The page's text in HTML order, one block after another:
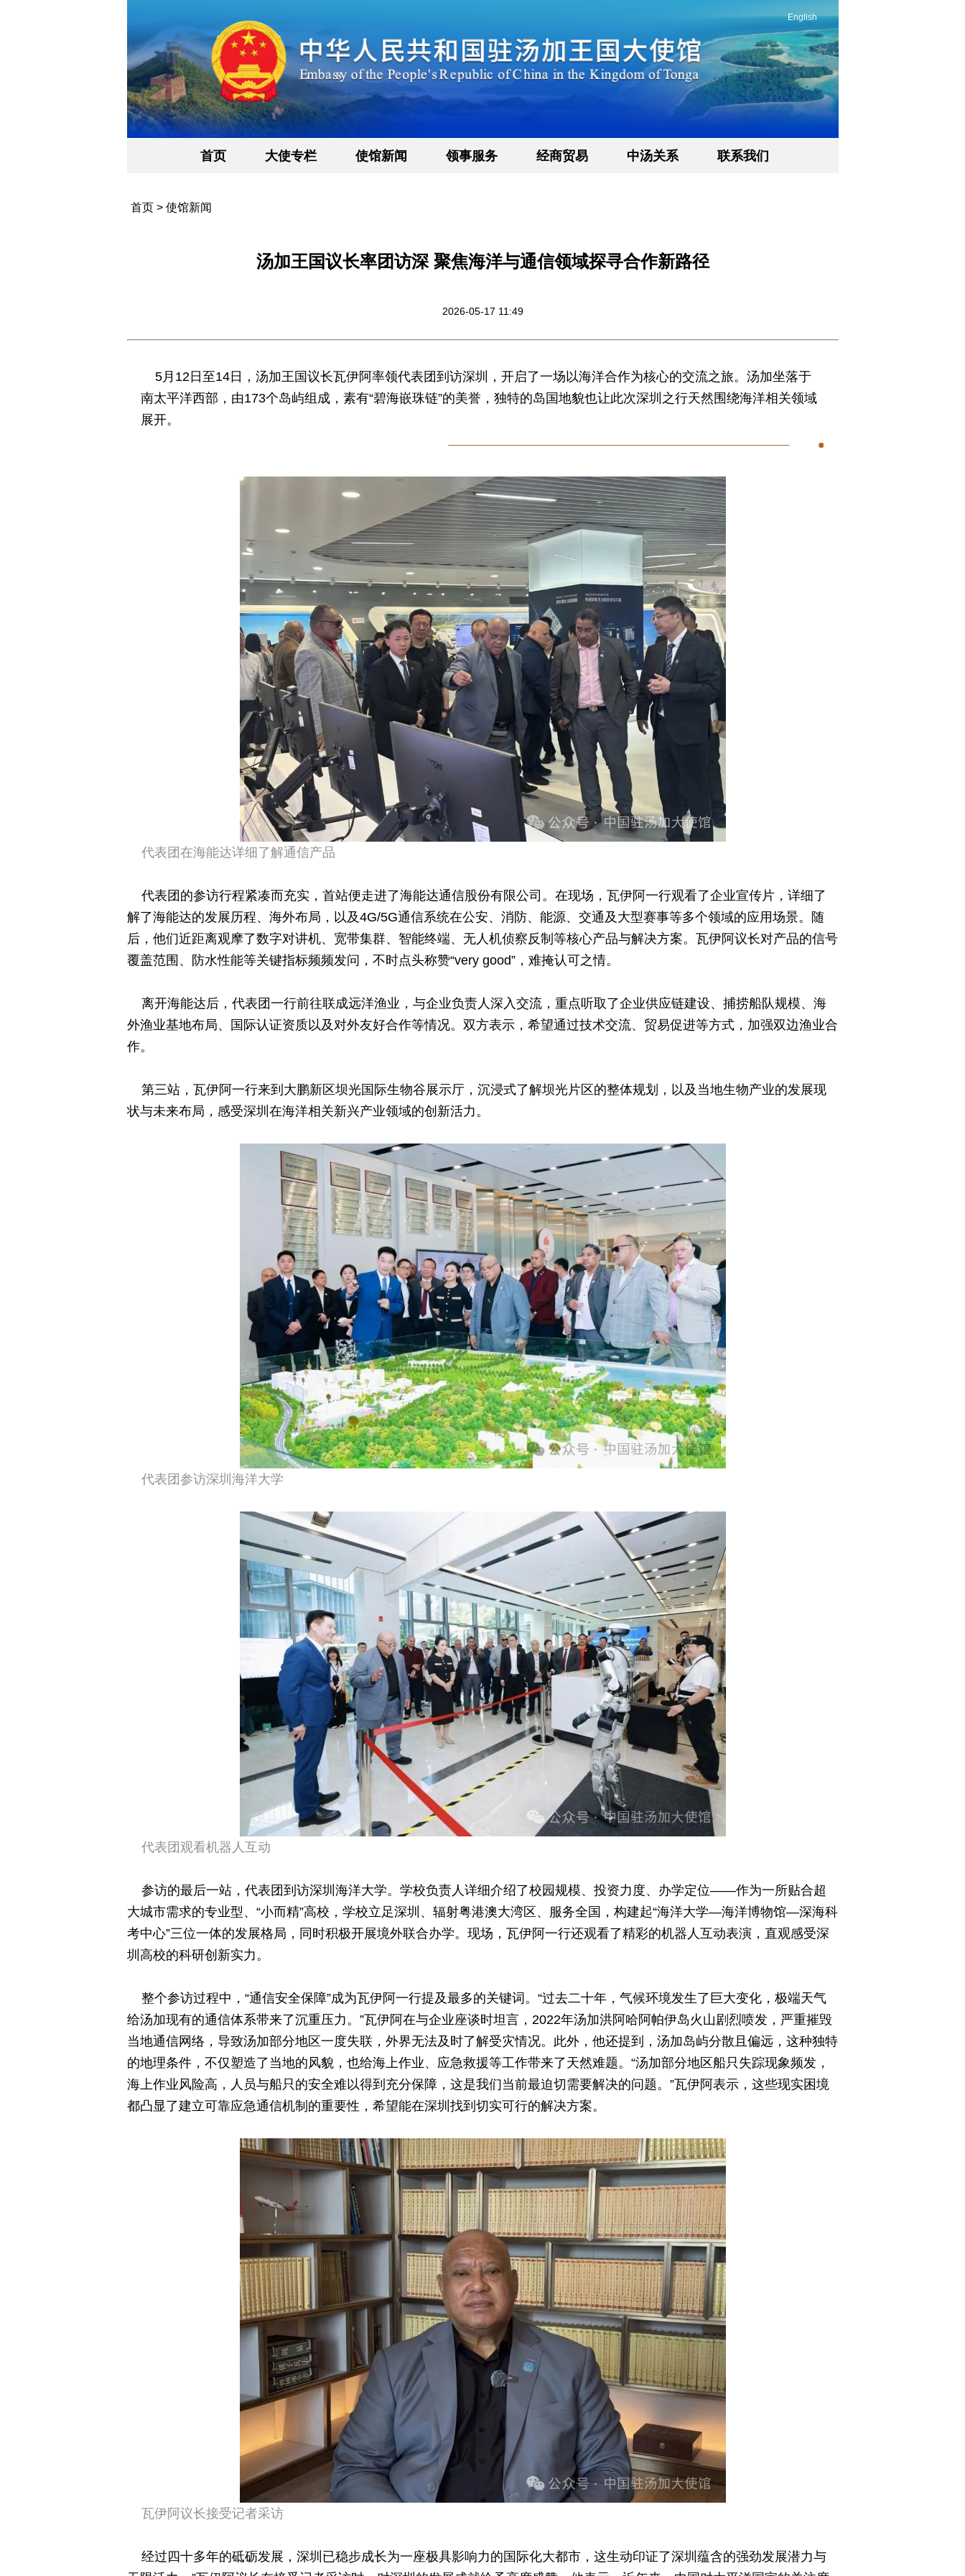
English
首页 大使专栏 使馆新闻 领事服务 经商贸易 中汤关系 联系我们
首页> 使馆新闻
汤加王国议长率团访深 聚焦海洋与通信领域探寻合作新路径
2026-05-17 11:49
5月12日至14日，汤加王国议长瓦伊阿率领代表团到访深圳，开启了一场以海洋合作为核心的交流之旅。汤加坐落于
南太平洋西部，由173个岛屿组成，素有“碧海嵌珠链”的美誉，独特的岛国地貌也让此次深圳之行天然围绕海洋相关领域
展开。
代表团在海能达详细了解通信产品
代表团的参访行程紧凑而充实，首站便走进了海能达通信股份有限公司 。在现场，瓦伊阿一行观看了企业宣传片，详细了
解了海能达的发展历程、海外布局，以及4G/5G通信系统在公安、消防、能源、交通及大型赛事等多个领域的应用场景。随
后，他们近距离观摩了数字对讲机、 宽带集群、智能终端、无人机侦察反制等核心产品与解决方案。瓦伊阿议长对产品的信号
覆盖范围、防水性能等关键指标频频发问，不时点头称赞“very good”，难掩认可之情。
离开海能达后，代表团一行前往联成远洋渔业 ，与企业负责人深入交流，重点听取了企业供应链建设、捕捞船队规模、海
外渔业基地布局、国际认证资质以及对外友好合作等情况。双方表示，希望通过技术交流、贸易促进等方式，加强双边渔业合
作。
第三站，瓦伊阿一行来到大鹏新区坝光国际生物谷展示厅，沉浸式了解坝光片区的整体规划，以及当地生物产业的发展现
状与未来布局，感受深圳在海洋相关新兴产业领域的创新活力。
代表团参访深圳海洋大学
代表团观看机器人互动
参访的最后一站，代表团到访深圳海洋大学。学校负责人详细介绍了校园规模、投资力度、办学定位——作为一所贴合超
大城市需求的专业型、“小而精”高校，学校立足深圳、辐射粤港澳大湾区、服务全国，构建起“海洋大学—海洋博物馆—深海科
考中心”三位一体的发展格局，同时积极开展境外联合办学。现场，瓦伊阿一行还观看了精彩的机器人互动表演，直观感受深
圳高校的科研创新实力。
整个参访过程中，“通信安全保障”成为瓦伊阿一行提及最多的关键词。“过去二十年，气候环境发生了巨大变化，极端天气
给汤加现有的通信体系带来了沉重压力。”瓦伊阿在与企业座谈时坦言，2022年汤加洪阿哈阿帕伊岛火山剧烈喷发，严重摧毁
当地通信网络，导致汤加部分地区一度失联，外界无法及时了解受灾情况。此外，他还提到，汤加岛屿分散且偏远，这种独特
的地理条件，不仅塑造了当地的风貌，也给海上作业、应急救援等工作带来了天然难题。“汤加部分地区船只失踪现象频发，
海上作业风险高，人员与船只的安全难以得到充分保障，这是我们当前最迫切需要解决的问题。”瓦伊阿表示，这些现实困境
都凸显了建立可靠应急通信机制的重要性，希望能在深圳找到切实可行的解决方案。
瓦伊阿议长接受记者采访
经过四十多年的砥砺发展，深圳已稳步成长为一座极具影响力的国际化大都市，这生动印证了深圳蕴含的强劲发展潜力与